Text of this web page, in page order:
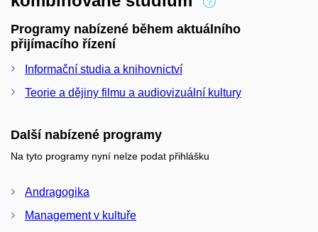
Programy nabízené během aktuálního
přijímacího řízení
Informační studia a knihovnictví
Teorie a dějiny filmu a audiovizuální kultury
Další nabízené programy
Na tyto programy nyní nelze podat přihlášku
Andragogika
Management v kultuře